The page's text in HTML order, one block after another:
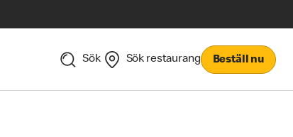
Sök Sök restaurang Beställ nu